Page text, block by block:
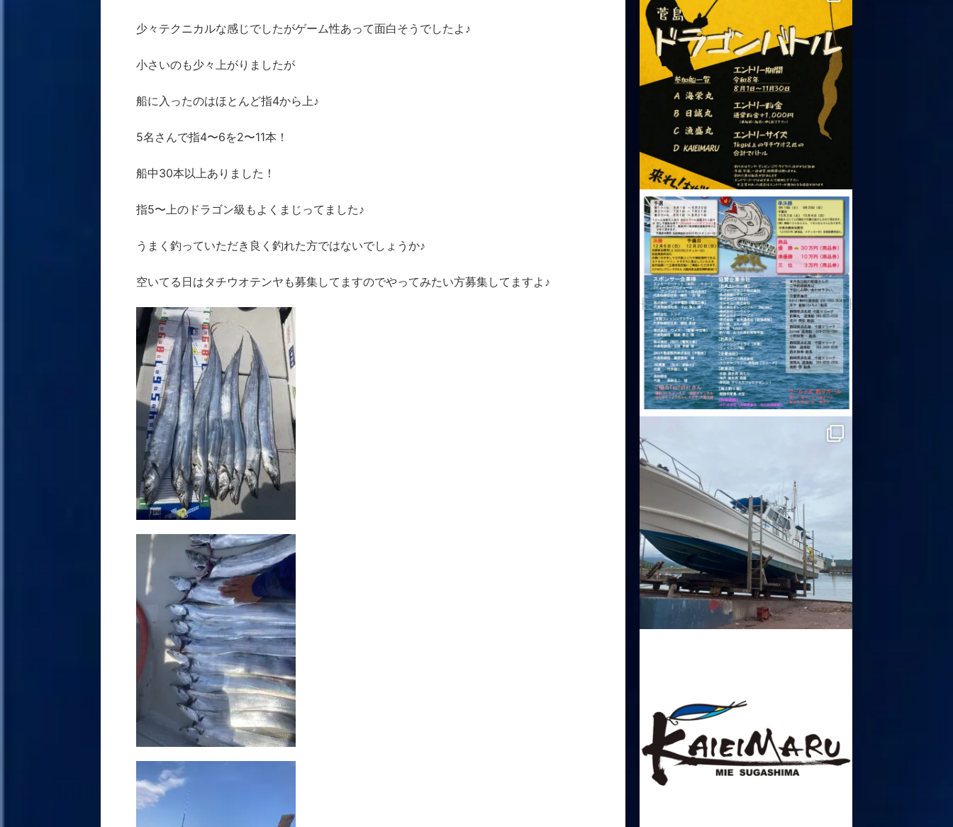
少々テクニカルな感じでしたがゲーム性あって面白そうでしたよ♪
小さいのも少々上がりましたが
船に入ったのはほとんど指4から上♪
5名さんで指4〜6を2〜11本！
船中30本以上ありました！
指5〜上のドラゴン級もよくまじってました♪
うまく釣っていただき良く釣れた方ではないでしょうか♪
空いてる日はタチウオテンヤも募集してますのでやってみたい方募集してますよ♪